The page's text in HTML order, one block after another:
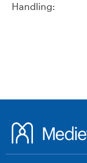
Handling: